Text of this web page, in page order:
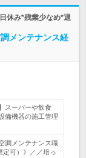
休み*残業少なめ*退
メンテナンス経
スーパーや飲食
備機器の施工管理
調メンテナンス職
定可）》／／培っ